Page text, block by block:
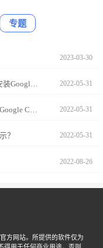
专题
2023-03-30
2022-05-31
如何在Ubuntu 22.04 Jammy Jellyfish上安装Google Chrome? 2022-05-31
？ 2022-05-31
2022-08-26
方网站。所提供的软件仅为